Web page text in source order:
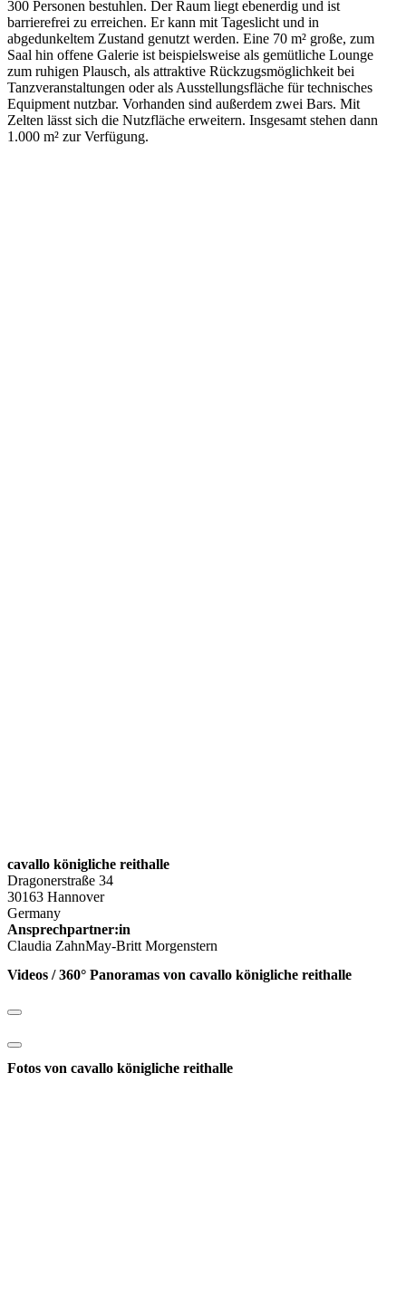
300 Personen bestuhlen. Der Raum liegt ebenerdig und ist
barrierefrei zu erreichen. Er kann mit Tageslicht und in
abgedunkeltem Zustand genutzt werden. Eine 70 m² große, zum
Saal hin offene Galerie ist beispielsweise als gemütliche Lounge
zum ruhigen Plausch, als attraktive Rückzugsmöglichkeit bei
Tanzveranstaltungen oder als Ausstellungsfläche für technisches
Equipment nutzbar. Vorhanden sind außerdem zwei Bars. Mit
Zelten lässt sich die Nutzfläche erweitern. Insgesamt stehen dann
1.000 m² zur Verfügung.
cavallo königliche reithalle
Dragonerstraße 34
30163 Hannover
Germany
Ansprechpartner:in
Claudia ZahnMay-Britt Morgenstern
Videos / 360° Panoramas von cavallo königliche reithalle
Fotos von cavallo königliche reithalle